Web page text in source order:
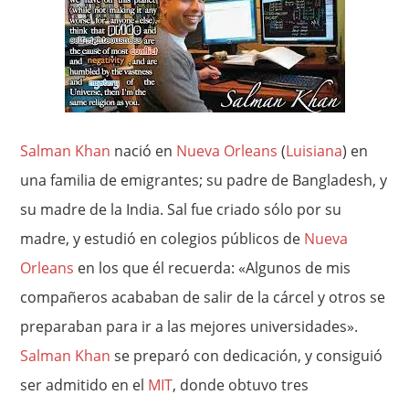
Salman Khan nació en Nueva Orleans (Luisiana) en
una familia de emigrantes; su padre de Bangladesh, y
su madre de la India. Sal fue criado sólo por su
madre, y estudió en colegios públicos de Nueva
Orleans en los que él recuerda: «Algunos de mis
compañeros acababan de salir de la cárcel y otros se
preparaban para ir a las mejores universidades».
Salman Khan se preparó con dedicación, y consiguió
ser admitido en el MIT, donde obtuvo tres